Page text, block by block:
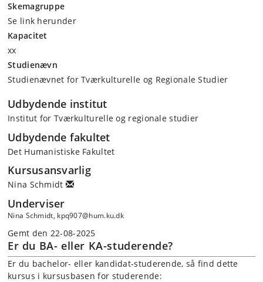
Skemagruppe
Se link herunder
Kapacitet
xx
Studienævn
Studienævnet for Tværkulturelle og Regionale Studier
Udbydende institut
Institut for Tværkulturelle og regionale studier
Udbydende fakultet
Det Humanistiske Fakultet
Kursusansvarlig
Nina Schmidt
Underviser
Nina Schmidt, kpq907@hum.ku.dk
Gemt den 22-08-2025
Er du BA- eller KA-studerende?
Er du bachelor- eller kandidat-studerende, så find dette
kursus i kursusbasen for studerende: